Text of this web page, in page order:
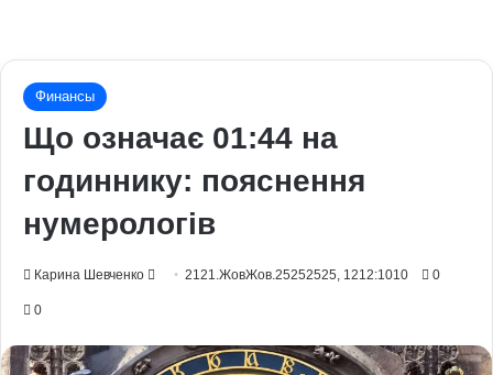
Финансы
Що означає 01:44 на
годиннику: пояснення
нумерологів
Карина Шевченко
Send2121.ЖовЖов.25252525, 1212:1010 0
0